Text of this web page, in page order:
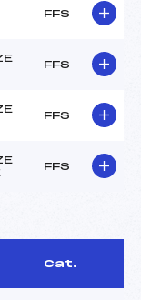
FFS
FFS
FFS
FFS
Cat.